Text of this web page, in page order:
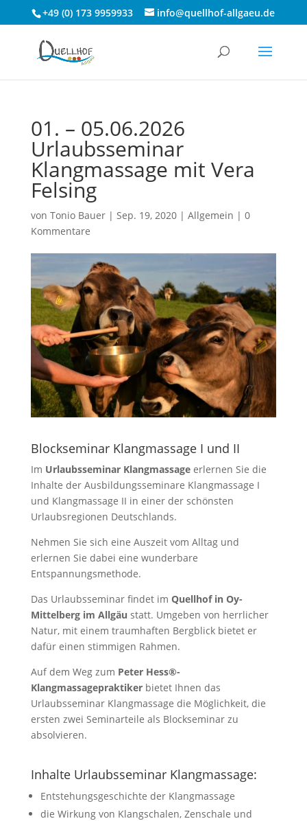
+49 (0) 173 9959933 info@quellhof-allgaeu.de
01. – 05.06.2026
Urlaubsseminar
Klangmassage mit Vera
Felsing
von Tonio Bauer| Sep. 19, 2020| Allgemein | 0
Kommentare
Blockseminar Klangmassage I und II
Im Urlaubsseminar Klangmassageerlernen Sie die
Inhalte der Ausbildungsseminare Klangmassage I
und Klangmassage II in einer der schönsten
Urlaubsregionen Deutschlands.
Nehmen Sie sich eine Auszeit vom Alltag und
erlernen Sie dabei eine wunderbare
Entspannungsmethode.
Das Urlaubsseminar findet im Quellhof in Oy-
Mittelberg im Allgäu statt. Umgeben von herrlicher
Natur, mit einem traumhaften Bergblick bietet er
dafür einen stimmigen Rahmen.
Auf dem Weg zum Peter Hess®-
Klangmassagepraktiker bietet Ihnen das
Urlaubsseminar Klangmassage die Möglichkeit, die
ersten zwei Seminarteile als Blockseminar zu
absolvieren.
Inhalte Urlaubsseminar Klangmassage:
Entstehungsgeschichte der Klangmassage
die Wirkung von Klangschalen, Zenschale und